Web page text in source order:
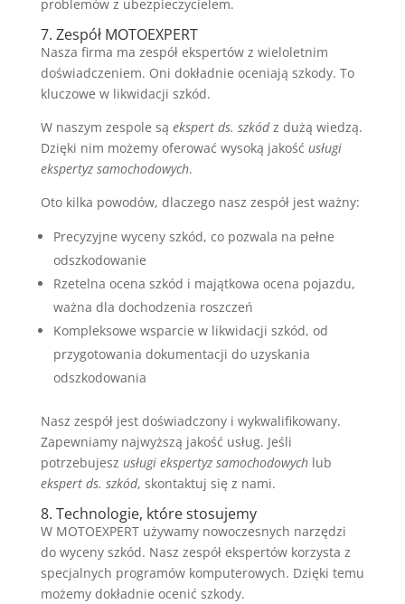
problemów z ubezpieczycielem.
7. Zespół MOTOEXPERT
Nasza firma ma zespół ekspertów z wieloletnim
doświadczeniem. Oni dokładnie oceniają szkody. To
kluczowe w likwidacji szkód.
W naszym zespole są ekspert ds. szkódz dużą wiedzą.
Dzięki nim możemy oferować wysoką jakość usługi
ekspertyz samochodowych.
Oto kilka powodów, dlaczego nasz zespół jest ważny:
Precyzyjne wyceny szkód, co pozwala na pełne
odszkodowanie
Rzetelna ocena szkód i majątkowa ocena pojazdu,
ważna dla dochodzenia roszczeń
Kompleksowe wsparcie w likwidacji szkód, od
przygotowania dokumentacji do uzyskania
odszkodowania
Nasz zespół jest doświadczony i wykwalifikowany.
Zapewniamy najwyższą jakość usług. Jeśli
potrzebujesz usługi ekspertyz samochodowychlub
ekspert ds. szkód, skontaktuj się z nami.
8. Technologie, które stosujemy
W MOTOEXPERT używamy nowoczesnych narzędzi
do wyceny szkód. Nasz zespół ekspertów korzysta z
specjalnych programów komputerowych. Dzięki temu
możemy dokładnie ocenić szkody.